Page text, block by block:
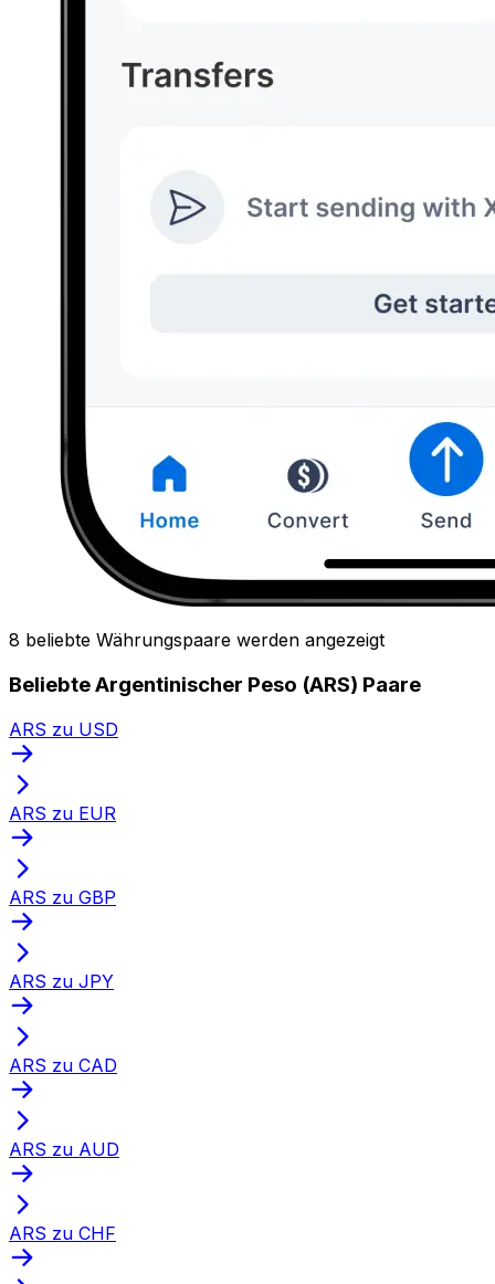
8 beliebte Währungspaare werden angezeigt
Beliebte Argentinischer Peso (ARS) Paare
ARS zu USD
ARS zu EUR
ARS zu GBP
ARS zu JPY
ARS zu CAD
ARS zu AUD
ARS zu CHF